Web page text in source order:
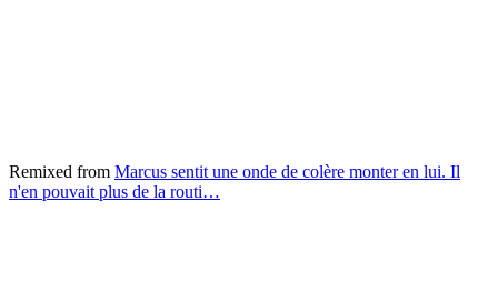
Remixed from Marcus sentit une onde de colère monter en lui. Il
n'en pouvait plus de la routi…